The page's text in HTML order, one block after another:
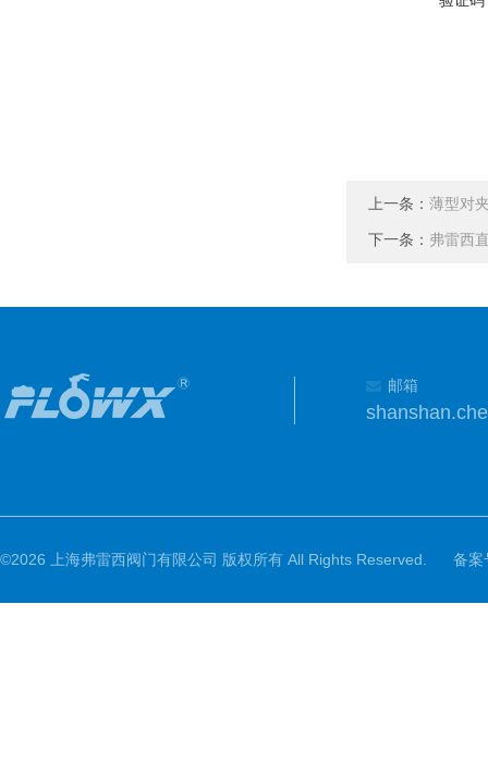
上一条： 薄型对
下一条： 弗雷西
邮箱
©2026 上海弗雷西阀门有限公司 版权所有 All Rights Reserved. 备案